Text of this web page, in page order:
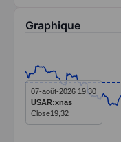
Graphique
Line chart with
The chart has 1
The chart has 1
07-août-2026 19:30
USAR:xnas
Close19,32